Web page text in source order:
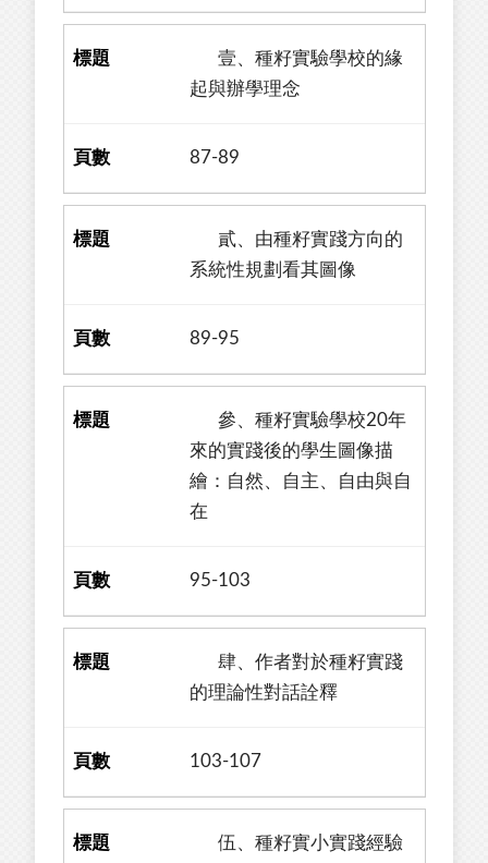
壹、種籽實驗學校的緣
起與辦學理念
87-89
貳、由種籽實踐方向的
系統性規劃看其圖像
89-95
參、種籽實驗學校20年
來的實踐後的學生圖像描
繪：自然、自主、自由與自
在
95-103
肆、作者對於種籽實踐
的理論性對話詮釋
103-107
伍、種籽實小實踐經驗